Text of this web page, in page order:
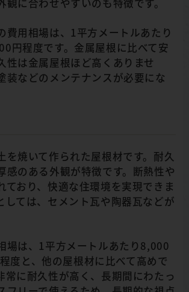
観に合わせやすいのも特徴です。
費用相場は、1平方メートルあたり
円程度です。金属屋根に比べて安
性は金属屋根ほど高くありませ
装などのメンテナンスが必要にな
を焼いて作られた屋根材です。耐久
感のある外観が特徴です。断熱性や
ており、快適な住環境を実現できま
しては、セメント瓦や陶器瓦などが
場は、1平方メートルあたり8,000
度と、他の屋根材に比べて高めで
常に耐久性が高く、長期間にわたっ